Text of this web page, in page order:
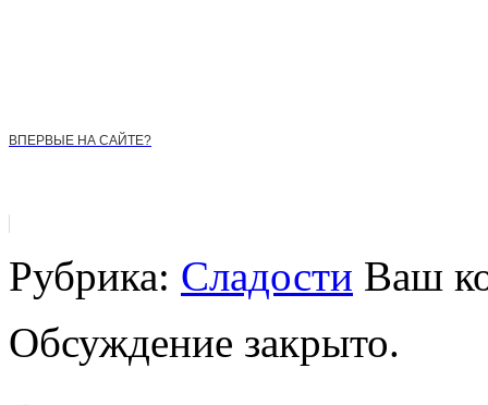
ВПЕРВЫЕ НА САЙТЕ?
Рубрика: Сладости Ваш
Обсуждение закрыто.